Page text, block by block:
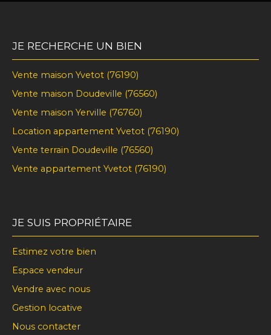
JE RECHERCHE UN BIEN
Vente maison Yvetot (76190)
Vente maison Doudeville (76560)
Vente maison Yerville (76760)
Location appartement Yvetot (76190)
Vente terrain Doudeville (76560)
Vente appartement Yvetot (76190)
JE SUIS PROPRIÉTAIRE
Estimez votre bien
Espace vendeur
Vendre avec nous
Gestion locative
Nous contacter